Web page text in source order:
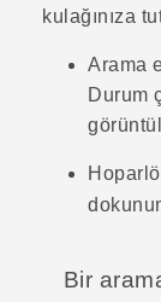
kulağınıza
Arama
Durum
Bir